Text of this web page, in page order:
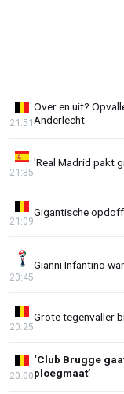
Over en uit?
Anderlecht
21:51
'Real Madrid pakt
21:35
Gigantische
21:09
Gianni Infantino
20:45
Grote tegenvaller
20:25
‘Club Brugge
ploegmaat’
20:00